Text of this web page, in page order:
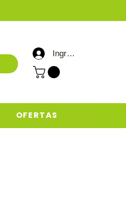
Ingresar /
OFERTAS